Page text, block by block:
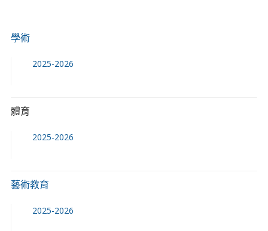
學術
2025-2026
體育
2025-2026
藝術教育
2025-2026